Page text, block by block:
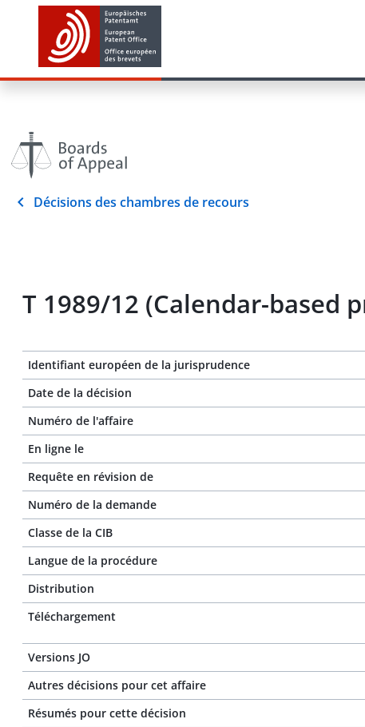
Décisions des chambres de recours
T 1989/12 (Calendar-based
Identifiant européen de la jurisprudence
Date de la décision
Numéro de l'affaire
En ligne le
Requête en révision de
Numéro de la demande
Classe de la CIB
Langue de la procédure
Distribution
Téléchargement
Versions JO
Autres décisions pour cet affaire
Résumés pour cette décision